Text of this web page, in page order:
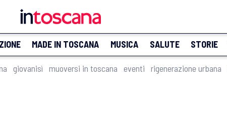
MADE IN TOSCANA MUSICA SALUTE STORIE
giovanisì muoversi in toscana eventi rigenerazione urbana